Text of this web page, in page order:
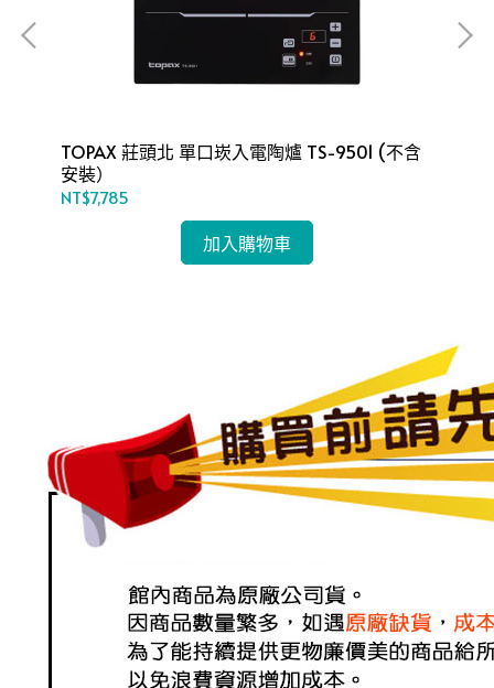
TOPAX 莊頭北 單口崁入電陶爐 TS-9501 (不含
安裝）
NT$7,785
加入購物車